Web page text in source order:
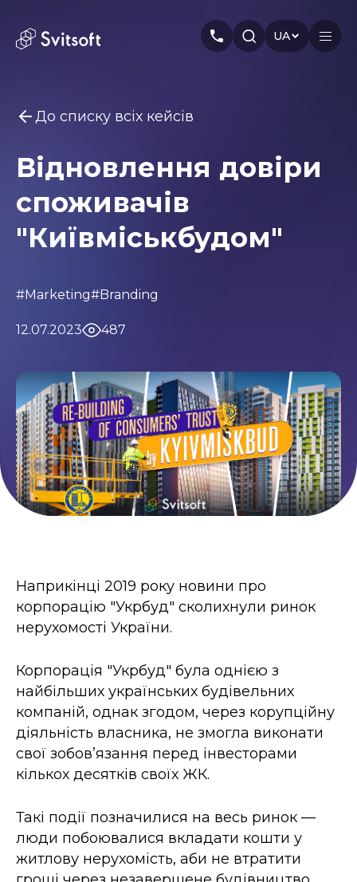
UA
Вам може бути цікаво
Marketing Meta Ads
Умови використання
Політика приватності
©2026 Svitsoft Digital Transformation
Головна
Послуги
Індустрія
Про нас
Статті
Контакти
Карʼєра
Умови використання
Політика приватності
©2026 Svitsoft Digital Transformation
До списку всіх кейсів
Відновлення довіри
споживачів
"Київміськбудом"
#Marketing#Branding
12.07.2023 487
Наприкінці 2019 року новини про
корпорацію "Укрбуд" сколихнули ринок
нерухомості України.
Корпорація "Укрбуд" була однією з
найбільших українських будівельних
компаній, однак згодом, через корупційну
діяльність власника, не змогла виконати
свої зобов’язання перед інвесторами
кількох десятків своїх ЖК.
Такі події позначилися на весь ринок —
люди побоювалися вкладати кошти у
житлову нерухомість, аби не втратити